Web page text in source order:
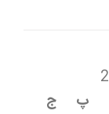
پ
ج